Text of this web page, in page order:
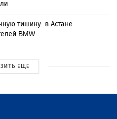
тишину: в Астане
BMW
ЕЩЕ